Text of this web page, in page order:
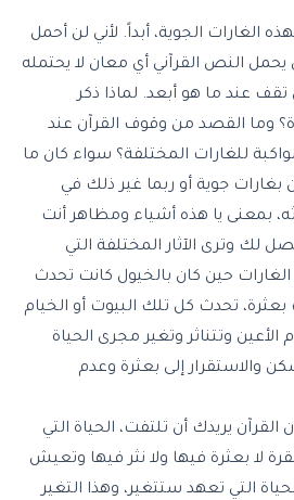
الغارات الجوية، أبداً. لأني لن أحمل
يحمل النص القرآني أي معان لا يحتمله
عند ما هو أبعد. لماذا ذكر
وما القصد من وقوف القرآن عند
للغارات المختلفة؟ سواء كان ما
بغارات جوية أو ربما غير ذلك في
بمعنى يا هذه أشياء ومظاهر أنت
لك وترى الآثار المختلفة التي
حين كان بالخيول كانت تحدث
تحدث كل تلك البيوت أو الخيام
وتتناثر وتغير مجرى الحياة
والاستقرار إلى بعثرة وعدم
يريدك أن تلتفت، الحياة التي
لا بعثرة فيها ولا نثر فيها وتعيش
التي تعهد ستتغير، وهذا التغير